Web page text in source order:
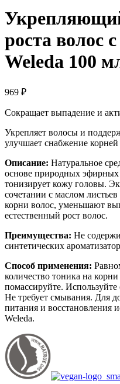
роста волос
Weleda 100
969 ₽
Сокращает выпадение и
Укрепляет волосы и
улучшает снабжение
Описание: Натуральное
основе природных эфирных
тонизирует кожу головы.
сочетании с маслом
корни волос, уменьшают
естественный рост волос.
Преимущества: Не
синтетических
Способ применения:
количество тоника на
помассируйте.
Не требует смывания. Для
питания и восстановления
Weleda.